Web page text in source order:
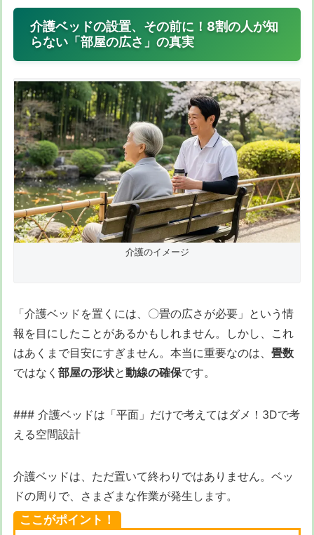
介護ベッドの設置、その前に！8割の人が知
らない「部屋の広さ」の真実
介護のイメージ
「介護ベッドを置くには、〇畳の広さが必要」という情
報を目にしたことがあるかもしれません。しかし、これ
はあくまで目安にすぎません。本当に重要なのは、 畳数
ではなく 部屋の形状と動線の確保です。
### 介護ベッドは「平面」だけで考えてはダメ！3Dで考
える空間設計
介護ベッドは、ただ置いて終わりではありません。ベッ
ドの周りで、さまざまな作業が発生します。
ここがポイント！